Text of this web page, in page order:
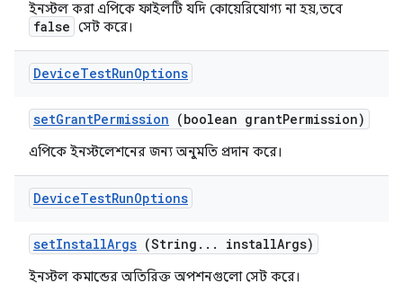
ইনস্টল করা এপিকে ফাইলটি যদি কোয়েরিযোগ্য না হয়, তবে
false সেট করে।
DeviceTestRunOptions
setGrantPermission (boolean grantPermission)
এপিকে ইনস্টলেশনের জন্য অনুমতি প্রদান করে।
DeviceTestRunOptions
setInstallArgs (String . . . installArgs)
ইনস্টল কমান্ডের অতিরিক্ত অপশনগুলো সেট করে।